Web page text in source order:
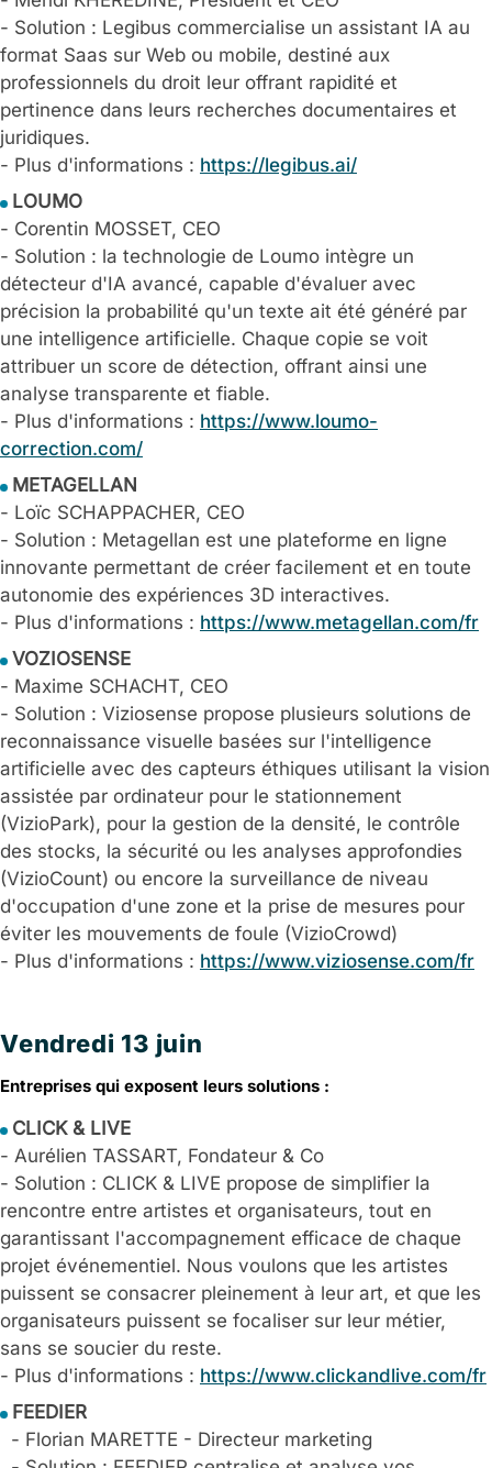
- Solution : Legibus commercialise un assistant IA au
format Saas sur Web ou mobile, destiné aux
professionnels du droit leur offrant rapidité et
pertinence dans leurs recherches documentaires et
juridiques.
- Plus d'informations : https://legibus.ai/
LOUMO
- Corentin MOSSET, CEO
- Solution : la technologie de Loumo intègre un
détecteur d'IA avancé, capable d'évaluer avec
précision la probabilité qu'un texte ait été généré par
une intelligence artificielle. Chaque copie se voit
attribuer un score de détection, offrant ainsi une
analyse transparente et fiable.
- Plus d'informations : https://www.loumo-
correction.com/
METAGELLAN
- Loïc SCHAPPACHER, CEO
- Solution : Metagellan est une plateforme en ligne
innovante permettant de créer facilement et en toute
autonomie des expériences 3D interactives.
- Plus d'informations : https://www.metagellan.com/fr
VOZIOSENSE
- Maxime SCHACHT, CEO
- Solution : Viziosense propose plusieurs solutions de
reconnaissance visuelle basées sur l'intelligence
artificielle avec des capteurs éthiques utilisant la vision
assistée par ordinateur pour le stationnement
(VizioPark), pour la gestion de la densité, le contrôle
des stocks, la sécurité ou les analyses approfondies
(VizioCount) ou encore la surveillance de niveau
d'occupation d'une zone et la prise de mesures pour
éviter les mouvements de foule (VizioCrowd)
- Plus d'informations : https://www.viziosense.com/fr
Vendredi 13 juin
Entreprises qui exposent leurs solutions :
CLICK & LIVE
- Aurélien TASSART, Fondateur & Co
- Solution : CLICK & LIVE propose de simplifier la
rencontre entre artistes et organisateurs, tout en
garantissant l'accompagnement efficace de chaque
projet événementiel. Nous voulons que les artistes
puissent se consacrer pleinement à leur art, et que les
organisateurs puissent se focaliser sur leur métier,
sans se soucier du reste.
- Plus d'informations : https://www.clickandlive.com/fr
FEEDIER
- Florian MARETTE - Directeur marketing